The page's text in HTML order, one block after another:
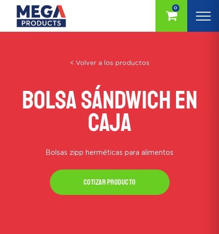
0
< Volver a los productos
Bolsa Sándwich en
caja
Bolsas zipp herméticas para alimentos
Cotizar producto